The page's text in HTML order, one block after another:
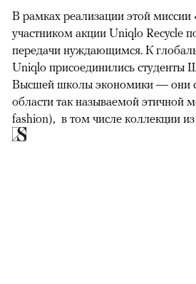
В рамках реализации этой миссии
участником акции Uniqlo Recycle
передачи нуждающимся. К
Uniqlo присоединились студенты
Высшей школы экономики — они
области так называемой этичной
fashion), в том числе коллекции